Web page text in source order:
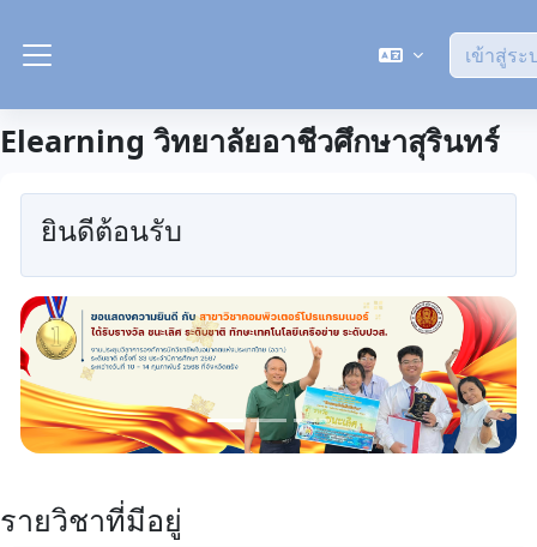
เข้าสู่ระ
Elearning วิทยาลัยอาชีวศึกษาสุรินทร์
ยินดีต้อนรับ
รายวิชาที่มีอยู่